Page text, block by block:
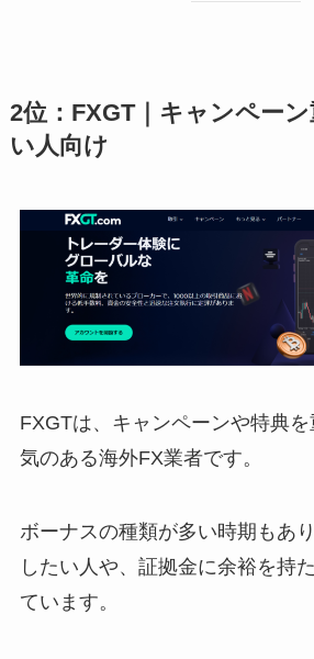
2位：FXGT｜キャンペー
い人向け
FXGTは、キャンペーンや特典
気のある海外FX業者です。
ボーナスの種類が多い時期もあ
したい人や、証拠金に余裕を持
ています。